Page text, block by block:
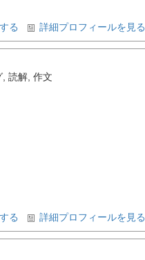
る 詳細プロフィールを見る
, 読解, 作文
る 詳細プロフィールを見る